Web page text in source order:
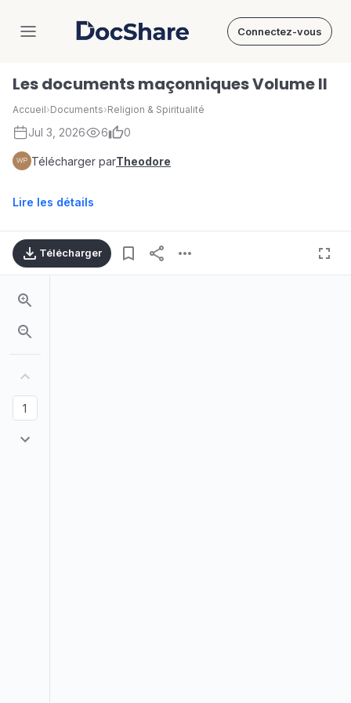
DocShare Connectez-vous
Les documents maçonniques Volume II
Accueil›Documents›Religion & Spiritualité
Jul 3, 2026 6 0
Télécharger parTheodore
Lire les détails
Télécharger